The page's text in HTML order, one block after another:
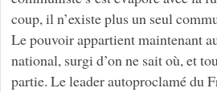
coup, il n’existe plus un seul
Le pouvoir appartient maintenant
national, surgi d’on ne sait où, et
partie. Le leader autoproclamé du